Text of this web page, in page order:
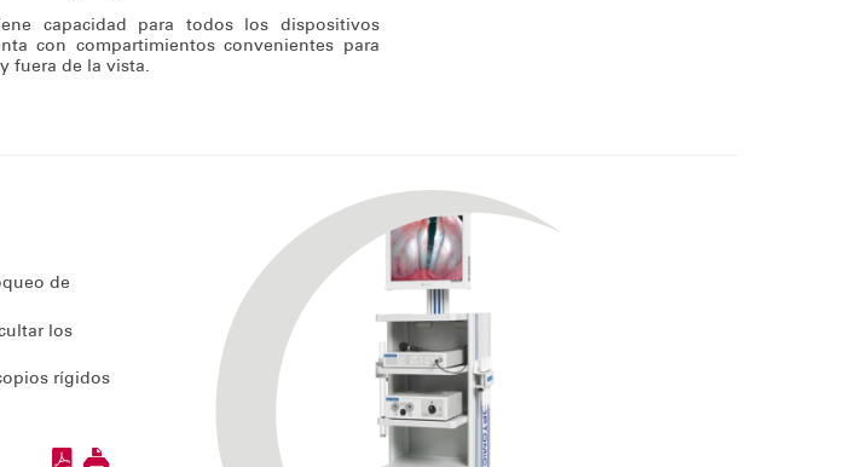
Solicita información
capacidad para todos los dispositivos
con compartimientos convenientes para
fuera de la vista.
de
los
rígidos